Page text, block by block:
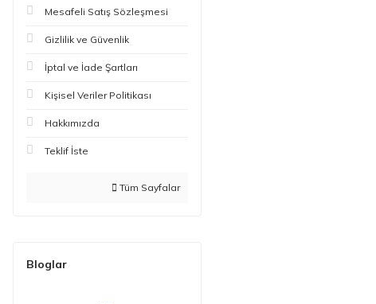
Mesafeli Satış Sözleşmesi
Gizlilik ve Güvenlik
İptal ve İade Şartları
Kişisel Veriler Politikası
Hakkımızda
Teklif İste
Tüm Sayfalar
Bloglar